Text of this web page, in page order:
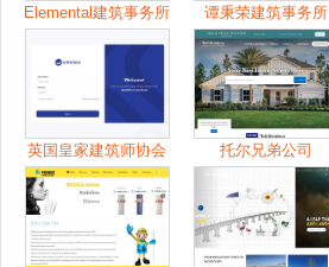
Elemental建筑事务所 谭秉荣建筑事务所
英国皇家建筑师协会 托尔兄弟公司